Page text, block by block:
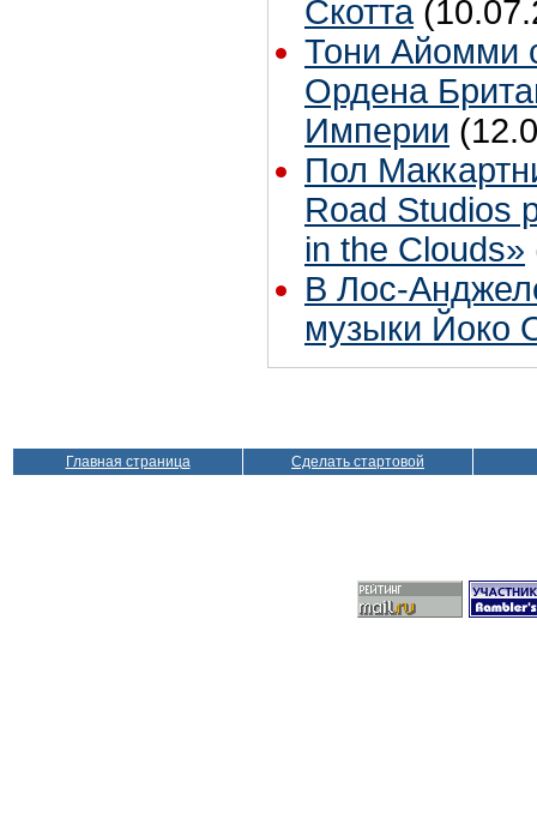
Скотта
Тони Айомми
Ордена
Империи
Пол
Road Studios
in the Clouds»
В Лос-
музыки Йоко
Главная страница Сделать стартовой